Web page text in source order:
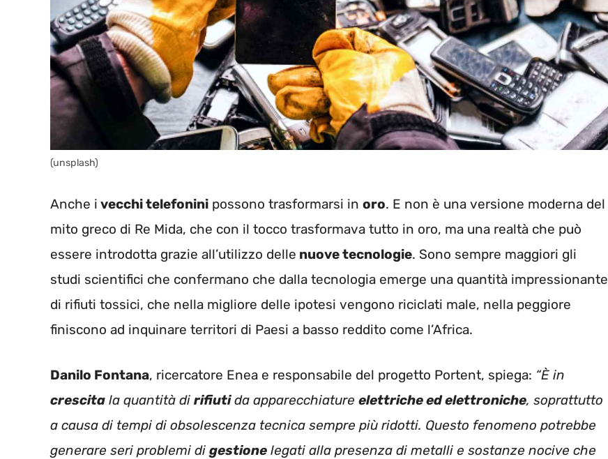
(unsplash)
Anche i vecchi telefonini possono trasformarsi in oro. E non è una versione moderna del
mito greco di Re Mida, che con il tocco trasformava tutto in oro, ma una realtà che può
essere introdotta grazie all’utilizzo delle nuove tecnologie. Sono sempre maggiori gli
studi scientifici che confermano che dalla tecnologia emerge una quantità impressionante
di rifiuti tossici, che nella migliore delle ipotesi vengono riciclati male, nella peggiore
finiscono ad inquinare territori di Paesi a basso reddito come l’Africa.
Danilo Fontana, ricercatore Enea e responsabile del progetto Portent, spiega: “È in
crescita la quantità di rifiutida apparecchiature elettriche ed elettroniche, soprattutto
a causa di tempi di obsolescenza tecnica sempre più ridotti. Questo fenomeno potrebbe
generare seri problemi di gestione legati alla presenza di metalli e sostanze nocive che